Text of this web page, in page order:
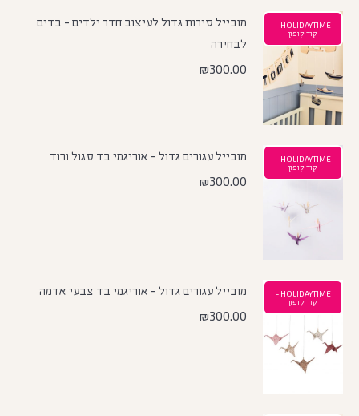
HOLIDAYTIME -
קוד קופון
מובייל סירות גדול לעיצוב חדר ילדים - בדים
לבחירה
₪300.00
HOLIDAYTIME -
קוד קופון
מובייל עגורים גדול - אוריגמי בד סגול ורוד
₪300.00
HOLIDAYTIME -
קוד קופון
מובייל עגורים גדול - אוריגמי בד צבעי אדמה
₪300.00